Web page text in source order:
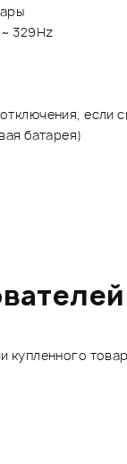
329Hz
если
батарея)
купленного